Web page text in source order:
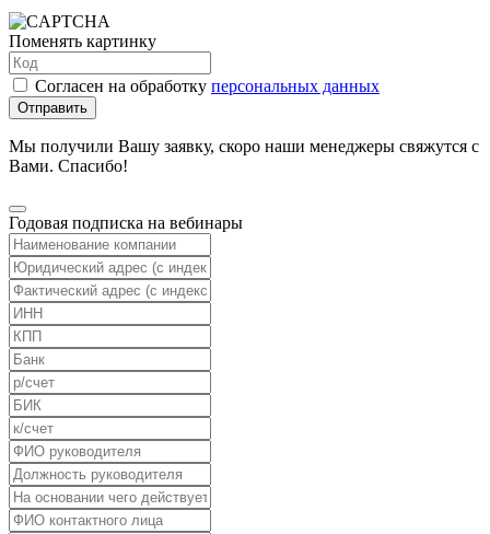
Поменять картинку
Согласен на обработку персональных данных
Отправить
Мы получили Вашу заявку, скоро наши менеджеры свяжутся с
Вами. Спасибо!
Годовая подписка на вебинары